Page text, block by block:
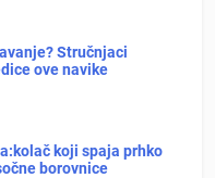
Stručnjaci
ove navike
koji spaja prhko
borovnice